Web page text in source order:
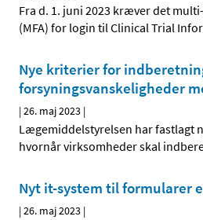
Fra d. 1. juni 2023 kræver det
(MFA) for login til Clinical Trial
Nye kriterier for
forsyningsvanskeligheder
|26. maj 2023 |
Lægemiddelstyrelsen har fastlagt
hvornår virksomheder skal
Nyt it-system til formularer
|26. maj 2023 |